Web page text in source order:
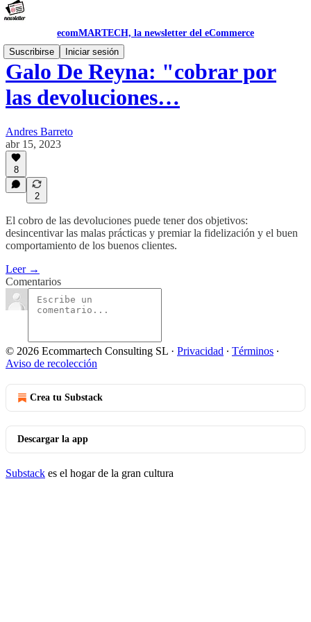
ecomMARTECH, la newsletter del eCommerce
Suscribirse
Iniciar sesión
Galo De Reyna: "cobrar por
las devoluciones…
Andres Barreto
abr 15, 2023
8
2
El cobro de las devoluciones puede tener dos objetivos:
desincentivar las malas prácticas y premiar la fidelización y el buen
comportamiento de los buenos clientes.
Leer →
Comentarios
© 2026 Ecommartech Consulting SL · Privacidad ∙ Términos ∙
Aviso de recolección
Crea tu Substack
Descargar la app
Substack es el hogar de la gran cultura